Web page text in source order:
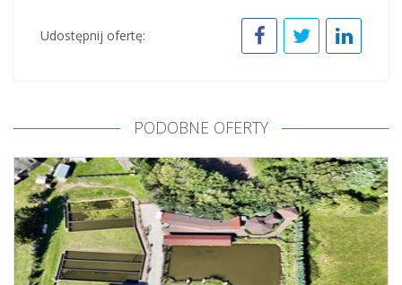
Udostępnij ofertę:
PODOBNE OFERTY